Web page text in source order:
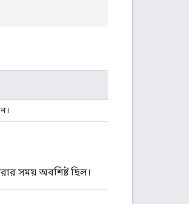
সময় অবশিষ্ট ছিল।